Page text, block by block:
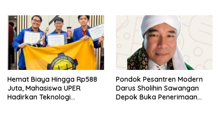
Hemat Biaya Hingga Rp588
Juta, Mahasiswa UPER
Hadirkan Teknologi
Pondok Pesantren Modern
Darus Sholihin Sawangan
Depok Buka Penerimaan